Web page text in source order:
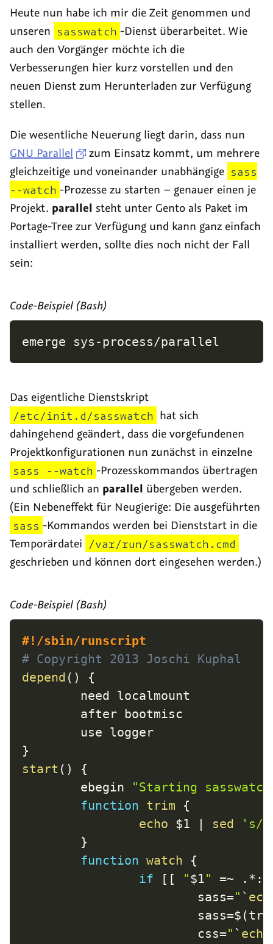
Heute nun habe ich mir die Zeit genommen und
unseren sasswatch -Dienst überarbeitet. Wie
auch den Vorgänger möchte ich die
Verbesserungen hier kurz vorstellen und den
neuen Dienst zum Herunterladen zur Verfügung
stellen.
Die wesentliche Neuerung liegt darin, dass nun
GNU Parallel
zum Einsatz kommt, um mehrere
gleichzeitige und voneinander unabhängige sass
--watch -Prozesse zu starten – genauer einen je
Projekt. parallel steht unter Gento als Paket im
Portage-Tree zur Verfügung und kann ganz einfach
installiert werden, sollte dies noch nicht der Fall
sein:
Code-Beispiel (Bash)
emerge sys-process/parallel
Das eigentliche Dienstskript
/etc/init.d/sasswatch hat sich
dahingehend geändert, dass die vorgefundenen
Projektkonfigurationen nun zunächst in einzelne
sass --watch -Prozesskommandos übertragen
und schließlich an parallel übergeben werden.
(Ein Nebeneffekt für Neugierige: Die ausgeführten
sass -Kommandos werden bei Dienststart in die
Temporärdatei /var/run/sasswatch.cmd
geschrieben und können dort eingesehen werden.)
Code-Beispiel (Bash)
#!/sbin/runscript
# Copyright 2013 Joschi Kuphal
depend ( )
{
        need localmount
        after bootmisc
}
start ( )
{
        ebegin
"Starting
function trim
{
echo $1 | sed
's/
}
function watch
{
if
[ [ "$1" =~
sass=" `
sass=$(
css=" ` echo